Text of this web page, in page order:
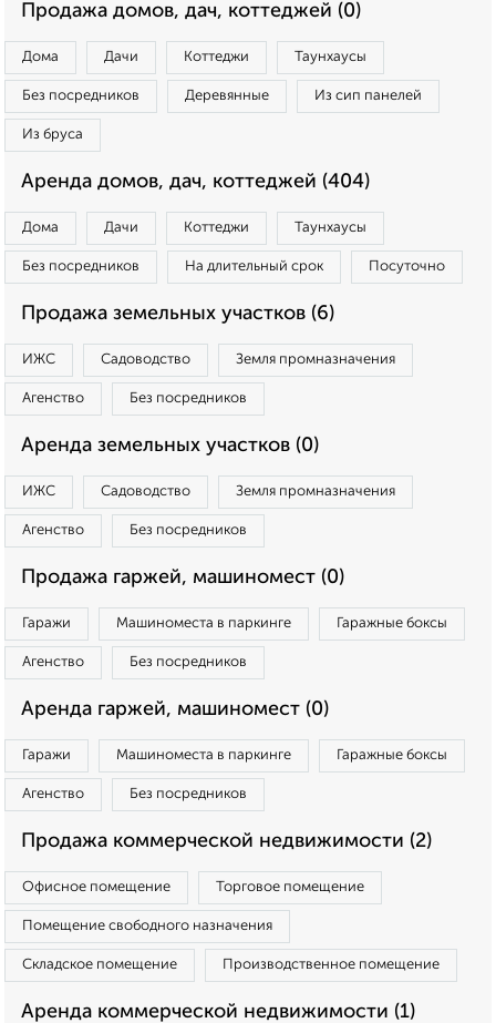
Продажа домов, дач, коттеджей (0)
Дома Дачи Коттеджи Таунхаусы
Без посредников Деревянные Из сип панелей
Из бруса
Аренда домов, дач, коттеджей (404)
Дома Дачи Коттеджи Таунхаусы
Без посредников На длительный срок Посуточно
Продажа земельных участков (6)
ИЖС Садоводство Земля промназначения
Агенство Без посредников
Аренда земельных участков (0)
ИЖС Садоводство Земля промназначения
Агенство Без посредников
Продажа гаржей, машиномест (0)
Гаражи Машиноместа в паркинге Гаражные боксы
Агенство Без посредников
Аренда гаржей, машиномест (0)
Гаражи Машиноместа в паркинге Гаражные боксы
Агенство Без посредников
Продажа коммерческой недвижимости (2)
Офисное помещение Торговое помещение
Помещение свободного назначения
Складское помещение Производственное помещение
Аренда коммерческой недвижимости (1)